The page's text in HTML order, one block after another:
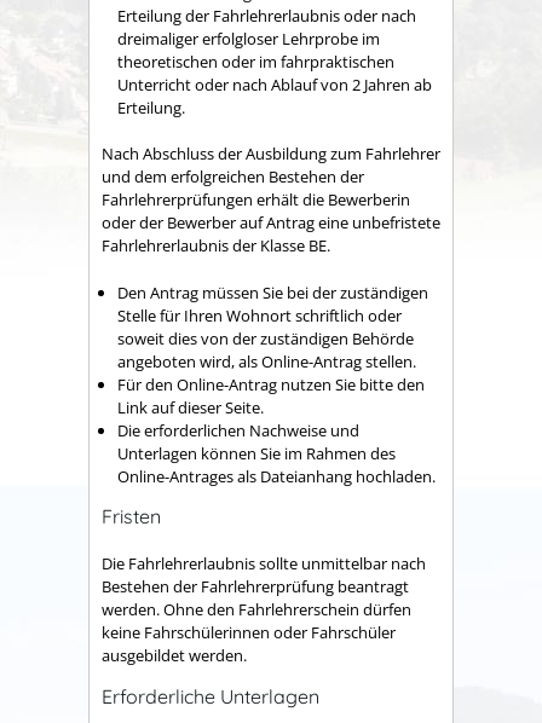
Erteilung der Fahrlehrerlaubnis oder nach
dreimaliger erfolgloser Lehrprobe im
theoretischen oder im fahrpraktischen
Unterricht oder nach Ablauf von 2 Jahren ab
Erteilung.
Nach Abschluss der Ausbildung zum Fahrlehrer
und dem erfolgreichen Bestehen der
Fahrlehrerprüfungen erhält die Bewerberin
oder der Bewerber auf Antrag eine unbefristete
Fahrlehrerlaubnis der Klasse BE.
Den Antrag müssen Sie bei der zuständigen
Stelle für Ihren Wohnort schriftlich oder
soweit dies von der zuständigen Behörde
angeboten wird, als Online-Antrag stellen.
Für den Online-Antrag nutzen Sie bitte den
Link auf dieser Seite.
Die erforderlichen Nachweise und
Unterlagen können Sie im Rahmen des
Online-Antrages als Dateianhang hochladen.
Fristen
Die Fahrlehrerlaubnis sollte unmittelbar nach
Bestehen der Fahrlehrerprüfung beantragt
werden. Ohne den Fahrlehrerschein dürfen
keine Fahrschülerinnen oder Fahrschüler
ausgebildet werden.
Erforderliche Unterlagen